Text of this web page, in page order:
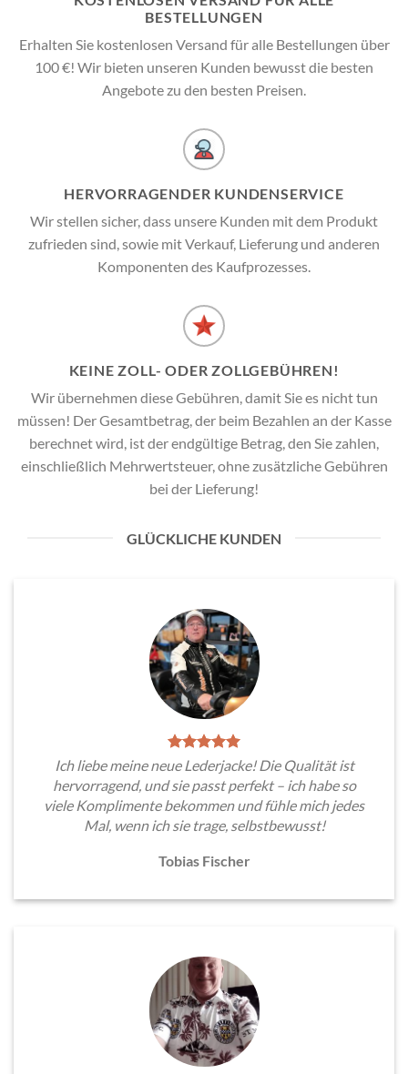
BESTELLUNGEN
Erhalten Sie kostenlosen Versand für alle Bestellungen über
100 €! Wir bieten unseren Kunden bewusst die besten
Angebote zu den besten Preisen.
HERVORRAGENDER KUNDENSERVICE
Wir stellen sicher, dass unsere Kunden mit dem Produkt
zufrieden sind, sowie mit Verkauf, Lieferung und anderen
Komponenten des Kaufprozesses.
KEINE ZOLL- ODER ZOLLGEBÜHREN!
Wir übernehmen diese Gebühren, damit Sie es nicht tun
müssen! Der Gesamtbetrag, der beim Bezahlen an der Kasse
berechnet wird, ist der endgültige Betrag, den Sie zahlen,
einschließlich Mehrwertsteuer, ohne zusätzliche Gebühren
bei der Lieferung!
GLÜCKLICHE KUNDEN
Ich liebe meine neue Lederjacke! Die Qualität ist
hervorragend, und sie passt perfekt – ich habe so
viele Komplimente bekommen und fühle mich jedes
Mal, wenn ich sie trage, selbstbewusst!
Tobias Fischer